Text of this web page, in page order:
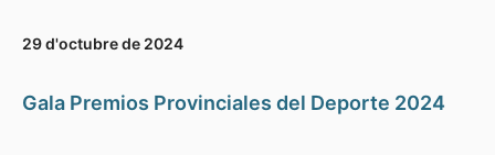
29 d'octubre de 2024
Gala Premios Provinciales del Deporte 2024